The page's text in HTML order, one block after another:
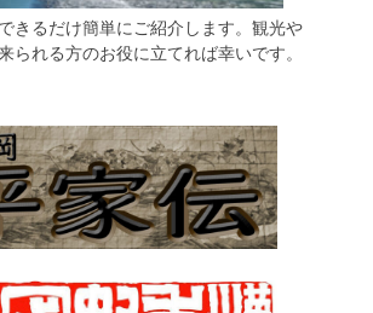
きるだけ簡単にご紹介します。観光や
られる方のお役に立てれば幸いです。